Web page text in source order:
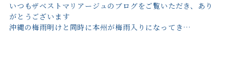
いつもザベストマリアージュのブログをご覧いただき、あり
がとうございます
沖縄の梅雨明けと同時に本州が梅雨入りになってき…